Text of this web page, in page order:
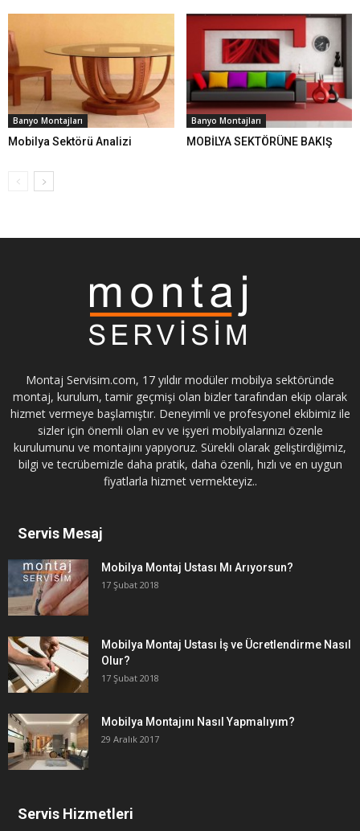
Banyo Montajları
Mobilya Sektörü Analizi
Banyo Montajları
MOBİLYA SEKTÖRÜNE BAKIŞ
Montaj Servisim.com, 17 yıldır modüler mobilya sektöründe
montaj, kurulum, tamir geçmişi olan bizler tarafından ekip olarak
hizmet vermeye başlamıştır. Deneyimli ve profesyonel ekibimiz ile
sizler için önemli olan ev ve işyeri mobilyalarınızı özenle
kurulumunu ve montajını yapıyoruz. Sürekli olarak geliştirdiğimiz,
bilgi ve tecrübemizle daha pratik, daha özenli, hızlı ve en uygun
fiyatlarla hizmet vermekteyiz..
Servis Mesaj
Mobilya Montaj Ustası Mı Arıyorsun?
17 Şubat 2018
Mobilya Montaj Ustası İş ve Ücretlendirme Nasıl
Olur?
17 Şubat 2018
Mobilya Montajını Nasıl Yapmalıyım?
29 Aralık 2017
Servis Hizmetleri